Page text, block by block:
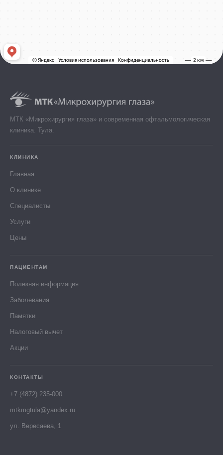
МТК «Микрохирургия глаза» и современная офтальмологическая
клиника. Тула.
КЛИНИКА
Главная
О клинике
Специалисты
Услуги
Цены
ПАЦИЕНТАМ
Полезная информация
Заболевания
Памятки
Налоговый вычет
Акции
КОНТАКТЫ
+7 (4872) 235-000
mtkmgtula@yandex.ru
ул. Вересаева, 1